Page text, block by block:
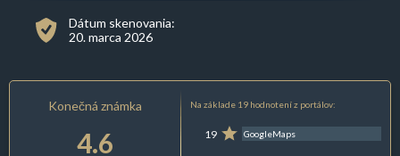
Dátum skenovania:
20. marca 2026
Konečná známka
4.6
Na základe 19 hodnotení z portálov:
19 GoogleMaps